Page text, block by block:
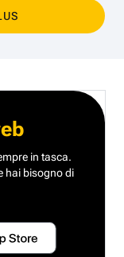
in tasca.
hai bisogno di